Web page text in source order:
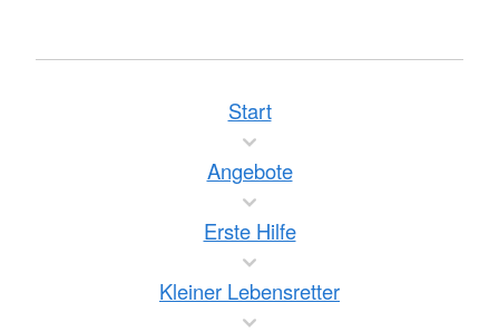
Start
Angebote
Erste Hilfe
Kleiner Lebensretter